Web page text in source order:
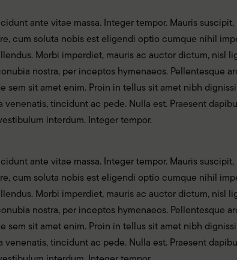
ante vitae massa. Integer tempor. Mauris
cum soluta nobis est eligendi optio cumque nihil
Morbi imperdiet, mauris ac auctor dictum, nisl
nostra, per inceptos hymenaeos. Pellentesque
sit amet enim. Proin in tellus sit amet nibh
tincidunt ac pede. Nulla est. Praesent
interdum. Integer tempor.
ante vitae massa. Integer tempor. Mauris
cum soluta nobis est eligendi optio cumque nihil
Morbi imperdiet, mauris ac auctor dictum, nisl
nostra, per inceptos hymenaeos. Pellentesque
sit amet enim. Proin in tellus sit amet nibh
tincidunt ac pede. Nulla est. Praesent